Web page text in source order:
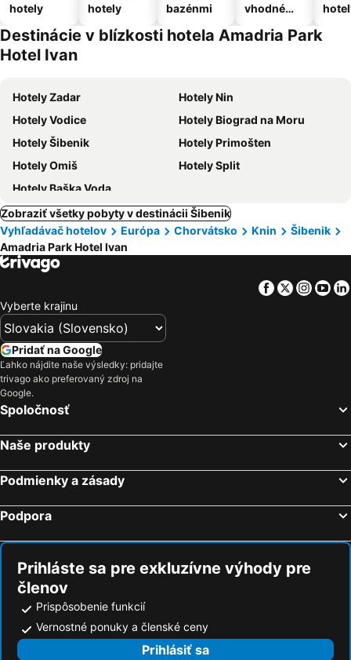
hotely
hotely
bazénmi
vhodné
domáce
Destinácie v blízkosti hotela Amadria Park
Hotel Ivan
Hotely Zadar
Hotely Nin
Hotely Vodice
Hotely Biograd na Moru
Hotely Šibenik
Hotely Primošten
Hotely Omiš
Hotely Split
Hotely Baška Voda
Zobraziť všetky pobyty v destinácii Šibenik
Vyhľadávač hotelov
Európa Chorvátsko Knin
Šibenik
Amadria Park Hotel Ivan
Facebook
Twitter
Vyberte krajinu
Pridať na Google
Ľahko nájdite naše výsledky: pridajte
trivago ako preferovaný zdroj na
Google.
Spoločnosť
Naše produkty
Podmienky a zásady
Podpora
Prihláste sa pre exkluzívne výhody pre
členov
Prispôsobenie funkcií
Vernostné ponuky a členské ceny
Prihlásiť sa